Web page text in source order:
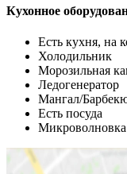
Кухонное
Есть кухня, на
Холодильник
Морозильная
Ледогенератор
Мангал/
Есть посуда
Микроволновка